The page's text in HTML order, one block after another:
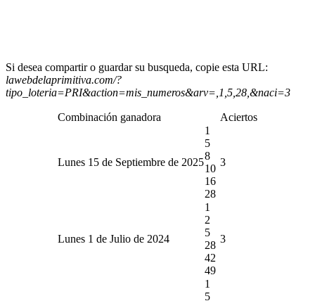
Si desea compartir o guardar su busqueda, copie esta URL:
lawebdelaprimitiva.com/?
tipo_loteria=PRI&action=mis_numeros&arv=,1,5,28,&naci=3
Combinación ganadora Aciertos
Lunes 15 de Septiembre de 2025
1
5
8
10
16
28
3
Lunes 1 de Julio de 2024
1
2
5
28
42
49
3
1
5